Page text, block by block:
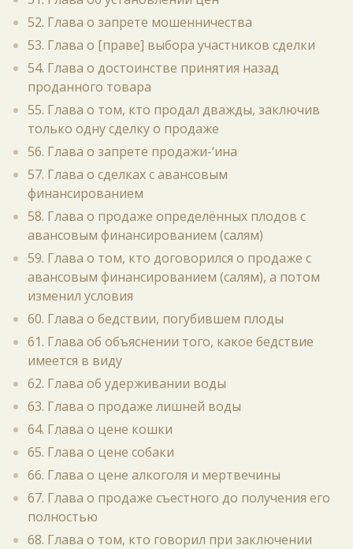
52. Глава о запрете мошенничества
53. Глава о [праве] выбора участников сделки
54. Глава о достоинстве принятия назад
проданного товара
55. Глава о том, кто продал дважды, заключив
только одну сделку о продаже
56. Глава о запрете продажи-‘ина
57. Глава о сделках с авансовым
финансированием
58. Глава о продаже определённых плодов с
авансовым финансированием (салям)
59. Глава о том, кто договорился о продаже с
авансовым финансированием (салям), а потом
изменил условия
60. Глава о бедствии, погубившем плоды
61. Глава об объяснении того, какое бедствие
имеется в виду
62. Глава об удерживании воды
63. Глава о продаже лишней воды
64. Глава о цене кошки
65. Глава о цене собаки
66. Глава о цене алкоголя и мертвечины
67. Глава о продаже съестного до получения его
полностью
68. Глава о том, кто говорил при заключении